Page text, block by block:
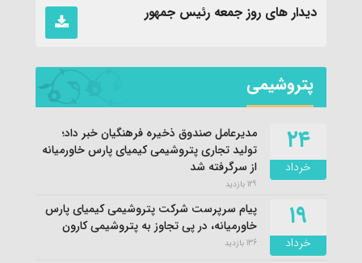
دیدار های روز جمعه رئیس جمهور
پتروشیمی
۲۴
خرداد
مدیرعامل صندوق ذخیره فرهنگیان خبر داد؛
تولید تجاری پتروشیمی کیمیای پارس خاورمیانه
از سرگرفته شد
129 بازدید
۱۹
خرداد
پیام سرپرست شرکت پتروشیمی کیمیای پارس
خاورمیانه، در پی تجاوز به پتروشیمی کارون
136 بازدید